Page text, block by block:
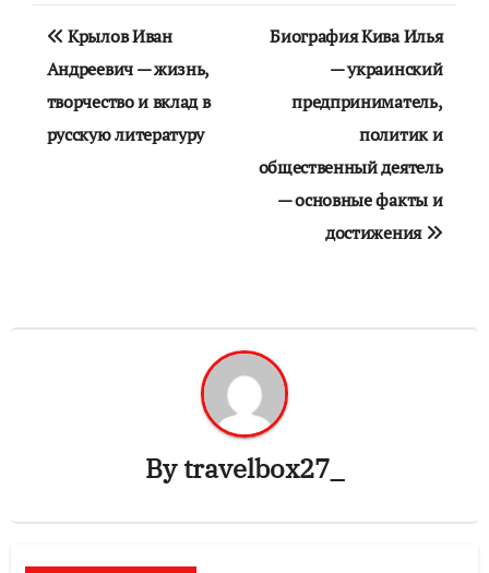
Навигация
по
записям
Крылов Иван
Андреевич — жизнь,
творчество и вклад в
русскую литературу
Биография Кива Илья
— украинский
предприниматель,
политик и
общественный деятель
— основные факты и
достижения
Bytravelbox27_